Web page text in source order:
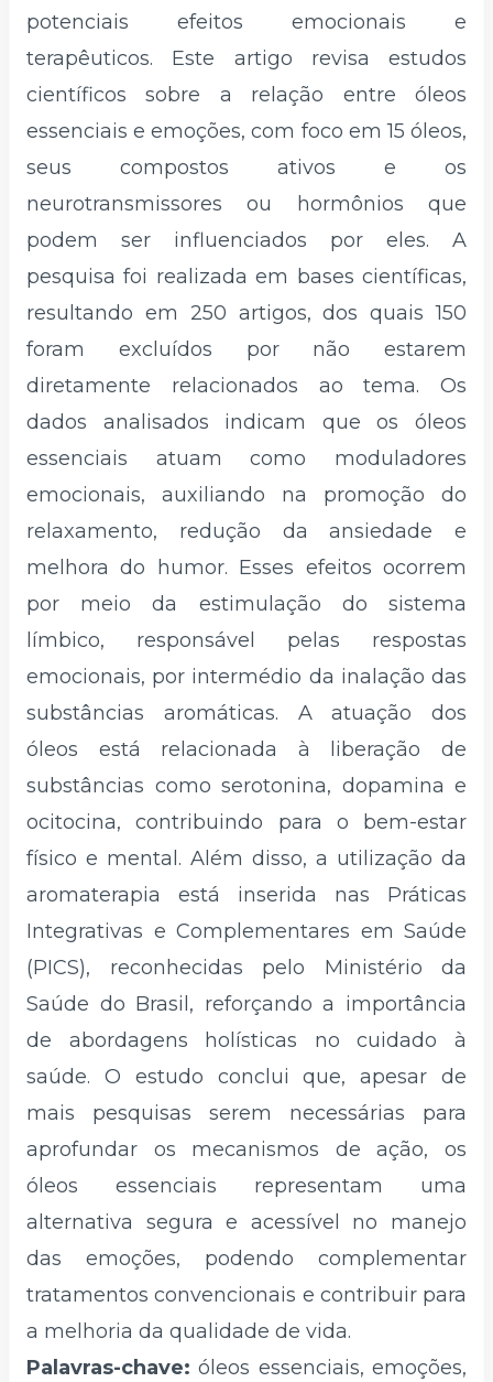
potenciais efeitos emocionais e
terapêuticos. Este artigo revisa estudos
científicos sobre a relação entre óleos
essenciais e emoções, com foco em 15 óleos,
seus compostos ativos e os
neurotransmissores ou hormônios que
podem ser influenciados por eles. A
pesquisa foi realizada em bases científicas,
resultando em 250 artigos, dos quais 150
foram excluídos por não estarem
diretamente relacionados ao tema. Os
dados analisados indicam que os óleos
essenciais atuam como moduladores
emocionais, auxiliando na promoção do
relaxamento, redução da ansiedade e
melhora do humor. Esses efeitos ocorrem
por meio da estimulação do sistema
límbico, responsável pelas respostas
emocionais, por intermédio da inalação das
substâncias aromáticas. A atuação dos
óleos está relacionada à liberação de
substâncias como serotonina, dopamina e
ocitocina, contribuindo para o bem-estar
físico e mental. Além disso, a utilização da
aromaterapia está inserida nas Práticas
Integrativas e Complementares em Saúde
(PICS), reconhecidas pelo Ministério da
Saúde do Brasil, reforçando a importância
de abordagens holísticas no cuidado à
saúde. O estudo conclui que, apesar de
mais pesquisas serem necessárias para
aprofundar os mecanismos de ação, os
óleos essenciais representam uma
alternativa segura e acessível no manejo
das emoções, podendo complementar
tratamentos convencionais e contribuir para
a melhoria da qualidade de vida.
Palavras-chave:óleos essenciais, emoções,